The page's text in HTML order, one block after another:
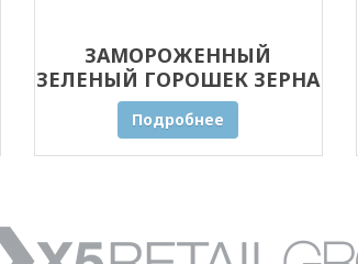
ЗАМОРОЖЕННЫЙ
ЗЕЛЕНЫЙ ГОРОШЕК ЗЕРНА
10 КГ
Подробнее